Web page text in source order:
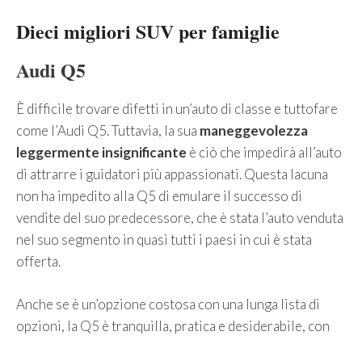
Dieci migliori SUV per famiglie
Audi Q5
È difficile trovare difetti in un’auto di classe e tuttofare
come l’Audi Q5. Tuttavia, la sua maneggevolezza
leggermente insignificante è ciò che impedirà all’auto
di attrarre i guidatori più appassionati. Questa lacuna
non ha impedito alla Q5 di emulare il successo di
vendite del suo predecessore, che è stata l’auto venduta
nel suo segmento in quasi tutti i paesi in cui è stata
offerta.
Anche se è un’opzione costosa con una lunga lista di
opzioni, la Q5 è tranquilla, pratica e desiderabile, con